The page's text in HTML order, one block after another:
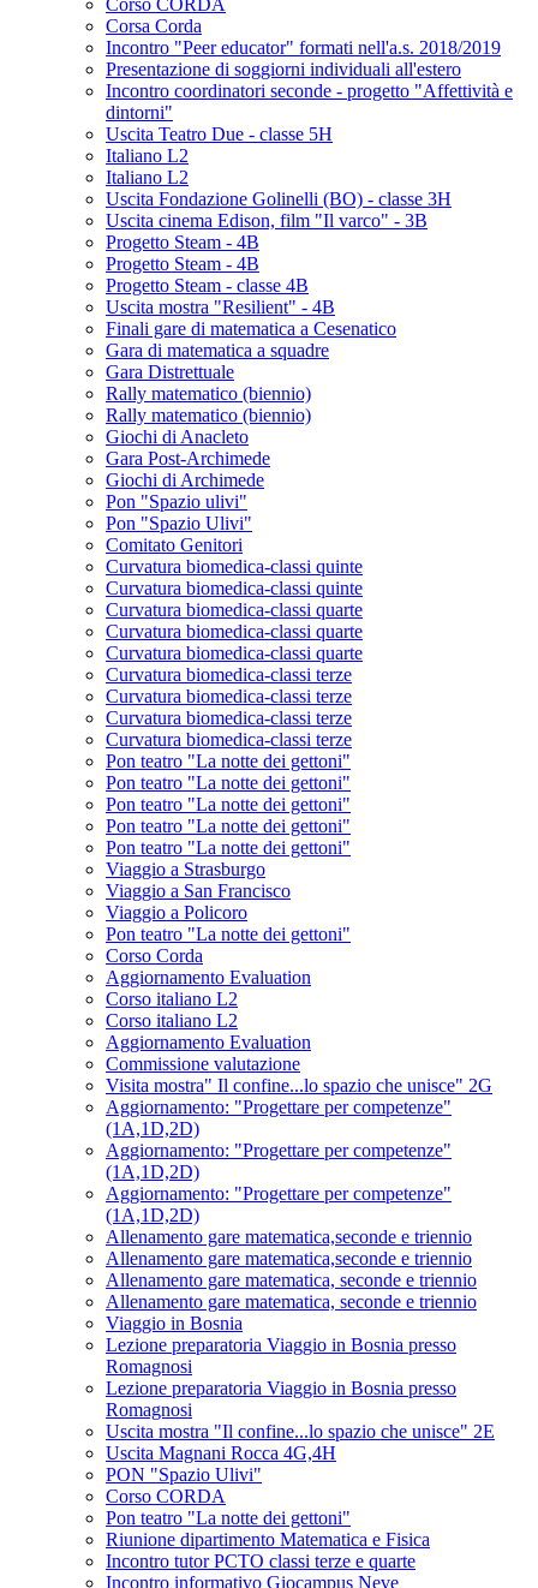
Corso CORDA
Corsa Corda
Incontro "Peer educator" formati nell'a.s. 2018/2019
Presentazione di soggiorni individuali all'estero
Incontro coordinatori seconde - progetto "Affettività e
dintorni"
Uscita Teatro Due - classe 5H
Italiano L2
Italiano L2
Uscita Fondazione Golinelli (BO) - classe 3H
Uscita cinema Edison, film "Il varco" - 3B
Progetto Steam - 4B
Progetto Steam - 4B
Progetto Steam - classe 4B
Uscita mostra "Resilient" - 4B
Finali gare di matematica a Cesenatico
Gara di matematica a squadre
Gara Distrettuale
Rally matematico (biennio)
Rally matematico (biennio)
Giochi di Anacleto
Gara Post-Archimede
Giochi di Archimede
Pon "Spazio ulivi"
Pon "Spazio Ulivi"
Comitato Genitori
Curvatura biomedica-classi quinte
Curvatura biomedica-classi quinte
Curvatura biomedica-classi quarte
Curvatura biomedica-classi quarte
Curvatura biomedica-classi quarte
Curvatura biomedica-classi terze
Curvatura biomedica-classi terze
Curvatura biomedica-classi terze
Curvatura biomedica-classi terze
Pon teatro "La notte dei gettoni"
Pon teatro "La notte dei gettoni"
Pon teatro "La notte dei gettoni"
Pon teatro "La notte dei gettoni"
Pon teatro "La notte dei gettoni"
Viaggio a Strasburgo
Viaggio a San Francisco
Viaggio a Policoro
Pon teatro "La notte dei gettoni"
Corso Corda
Aggiornamento Evaluation
Corso italiano L2
Corso italiano L2
Aggiornamento Evaluation
Commissione valutazione
Visita mostra" Il confine...lo spazio che unisce" 2G
Aggiornamento: "Progettare per competenze"
(1A,1D,2D)
Aggiornamento: "Progettare per competenze"
(1A,1D,2D)
Aggiornamento: "Progettare per competenze"
(1A,1D,2D)
Allenamento gare matematica,seconde e triennio
Allenamento gare matematica,seconde e triennio
Allenamento gare matematica, seconde e triennio
Allenamento gare matematica, seconde e triennio
Viaggio in Bosnia
Lezione preparatoria Viaggio in Bosnia presso
Romagnosi
Lezione preparatoria Viaggio in Bosnia presso
Romagnosi
Uscita mostra "Il confine...lo spazio che unisce" 2E
Uscita Magnani Rocca 4G,4H
PON "Spazio Ulivi"
Corso CORDA
Pon teatro "La notte dei gettoni"
Riunione dipartimento Matematica e Fisica
Incontro tutor PCTO classi terze e quarte
Incontro informativo Giocampus Neve